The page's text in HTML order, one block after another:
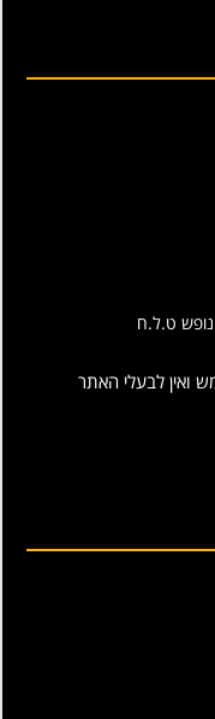
ט.ל.ח
ואין לבעלי האתר